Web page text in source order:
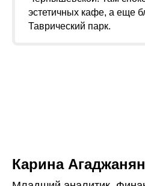
эстетичных кафе, а еще
Таврический парк.
Карина Агаджанян